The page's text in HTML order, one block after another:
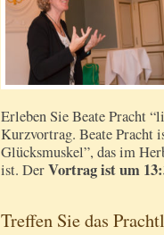
Erleben Sie Beate Pracht
Kurzvortrag. Beate Pracht
Glücksmuskel”, das im
ist. DerVortrag ist um
Treffen Sie das